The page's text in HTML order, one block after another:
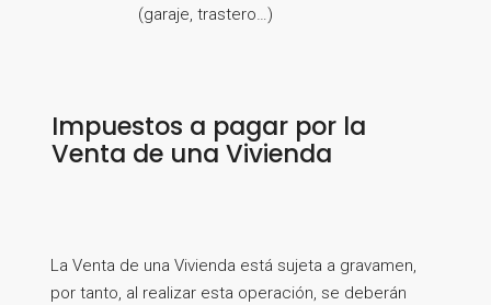
(garaje, trastero…)
Impuestos a pagar por la
Venta de una Vivienda
La Venta de una Vivienda está sujeta a gravamen,
por tanto, al realizar esta operación, se deberán